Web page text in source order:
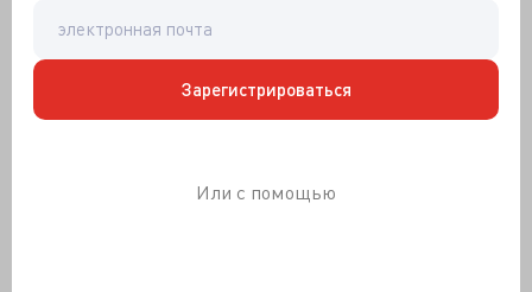
Зарегистрироваться
Или с помощью
Картер. Прошлогоднее тестирование методики
Ассоциацией лыжного спорта и сноуборда США на
прыгунах с трамплина, подтвердили эффективность
устройства Halo Sport.
тренировки осуществляется специальной